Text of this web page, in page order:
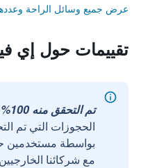
عرض جميع وسائل الراحة وعددها
تقييمات حول إي
تم التحقق منه 100%
الحجوزات التي تم
مع شركائنا